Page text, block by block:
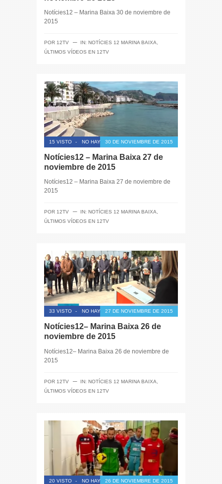
Notícies12 – Marina Baixa 30 de noviembre de
2015
POR 12TV ─ IN: NOTÍCIES 12 MARINA BAIXA
ÚLTIMOS VÍDEOS EN 12TV
15 VISTO - NO HAY COMENTARIOS
30 DE NOVIEMBRE DE 2015
Notícies12 – Marina Baixa 27 de
noviembre de 2015
Notícies12 – Marina Baixa 27 de noviembre de
2015
POR 12TV ─ IN: NOTÍCIES 12 MARINA BAIXA,
ÚLTIMOS VÍDEOS EN 12TV
33 VISTO - NO HAY COMENTARIOS
27 DE NOVIEMBRE DE 2015
Notícies12– Marina Baixa 26 de
noviembre de 2015
Notícies12– Marina Baixa 26 de noviembre de
2015
POR 12TV ─ IN: NOTÍCIES 12 MARINA BAIXA
ÚLTIMOS VÍDEOS EN 12TV
20 VISTO - NO HAY COMENTARIOS
26 DE NOVIEMBRE DE 2015